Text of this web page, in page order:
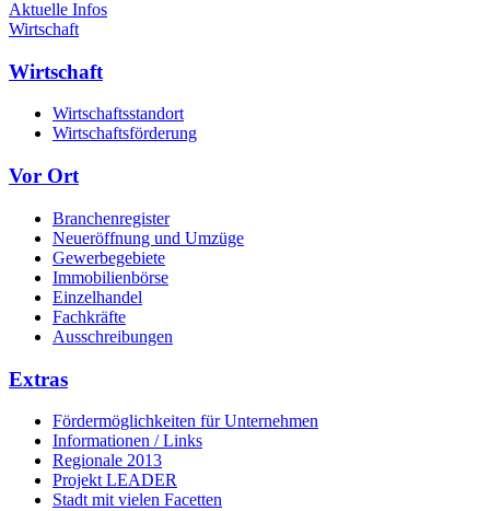
Aktuelle Infos
Wirtschaft
Wirtschaft
Wirtschaftsstandort
Wirtschaftsförderung
Vor Ort
Branchenregister
Neueröffnung und Umzüge
Gewerbegebiete
Immobilienbörse
Einzelhandel
Fachkräfte
Ausschreibungen
Extras
Fördermöglichkeiten für Unternehmen
Informationen / Links
Regionale 2013
Projekt LEADER
Stadt mit vielen Facetten